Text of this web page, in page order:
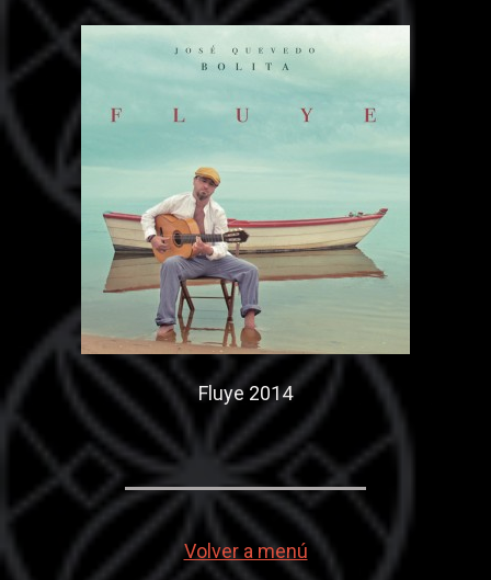
Fluye 2014
Volver a menú